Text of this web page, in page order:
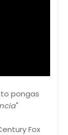
pongas
"
Fox